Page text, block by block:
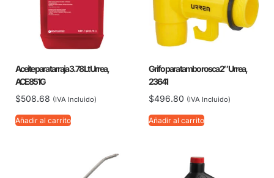
Aceite para tarraja 3.78 Lt Urrea,
ACE851G
$508.68 (IVA Incluido)
Añadir al carrito
Grifo para tambo rosca 2″ Urrea,
23641
$496.80 (IVA Incluido)
Añadir al carrito